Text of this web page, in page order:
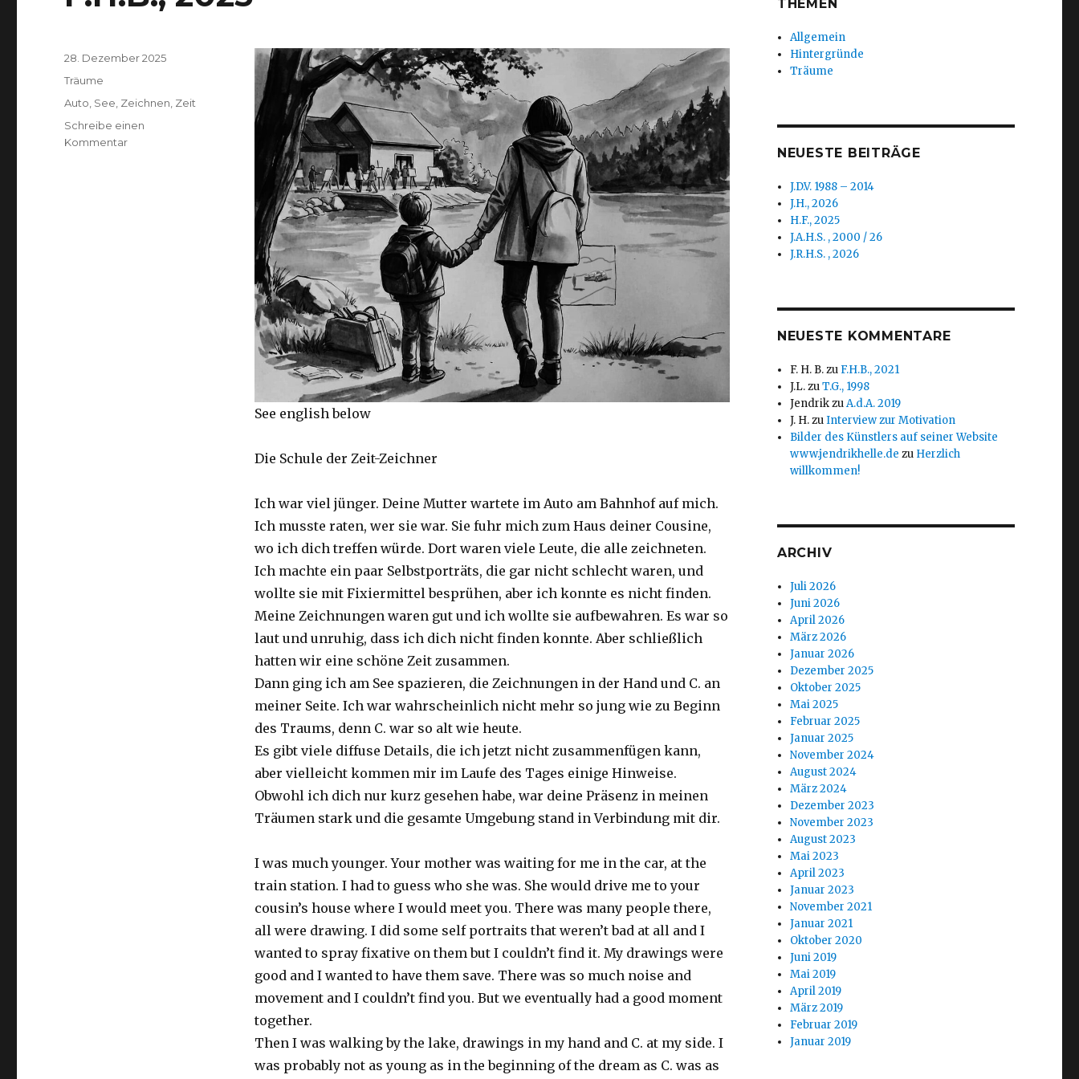
See english below
Die Schule der Zeit-Zeichner
Ich war viel jünger. Deine Mutter wartete im Auto am Bahnhof auf mich.
Ich musste raten, wer sie war. Sie fuhr mich zum Haus deiner Cousine,
wo ich dich treffen würde. Dort waren viele Leute, die alle zeichneten.
Ich machte ein paar Selbstporträts, die gar nicht schlecht waren, und
wollte sie mit Fixiermittel besprühen, aber ich konnte es nicht finden.
Meine Zeichnungen waren gut und ich wollte sie aufbewahren. Es war so
laut und unruhig, dass ich dich nicht finden konnte. Aber schließlich
hatten wir eine schöne Zeit zusammen.
Dann ging ich am See spazieren, die Zeichnungen in der Hand und C. an
meiner Seite. Ich war wahrscheinlich nicht mehr so jung wie zu Beginn
des Traums, denn C. war so alt wie heute.
Es gibt viele diffuse Details, die ich jetzt nicht zusammenfügen kann,
aber vielleicht kommen mir im Laufe des Tages einige Hinweise.
Obwohl ich dich nur kurz gesehen habe, war deine Präsenz in meinen
Träumen stark und die gesamte Umgebung stand in Verbindung mit dir.
I was much younger. Your mother was waiting for me in the car, at the
train station. I had to guess who she was. She would drive me to your
cousin’s house where I would meet you. There was many people there,
all were drawing. I did some self portraits that weren’t bad at all and I
wanted to spray fixative on them but I couldn’t find it. My drawings were
good and I wanted to have them save. There was so much noise and
movement and I couldn’t find you. But we eventually had a good moment
together.
Then I was walking by the lake, drawings in my hand and C. at my side. I
was probably not as young as in the beginning of the dream as C. was as
Veröffentlicht
28. Dezember 2025
Kategorien
Träume
Schlagwörter
Auto See Zeichnen Zeit
Schreibe einen
Kommentarzu
THEMEN
Allgemein
Hintergründe
Träume
NEUESTE BEITRÄGE
J.D.V. 1988 – 2014
J.H., 2026
H.F., 2025
J.A.H.S. , 2000 / 26
J.R.H.S. , 2026
NEUESTE KOMMENTARE
F. H. B.zu F.H.B., 2021
J.L.zuT.G., 1998
JendrikzuA.d.A. 2019
J. H.zuInterview zur Motivation
Bilder des Künstlers auf seiner Website
www.jendrikhelle.de zu Herzlich
willkommen!
ARCHIV
Juli 2026
Juni 2026
April 2026
März 2026
Januar 2026
Dezember 2025
Oktober 2025
Mai 2025
Februar 2025
Januar 2025
November 2024
August 2024
März 2024
Dezember 2023
November 2023
August 2023
Mai 2023
April 2023
Januar 2023
November 2021
Januar 2021
Oktober 2020
Juni 2019
Mai 2019
April 2019
März 2019
Februar 2019
Januar 2019